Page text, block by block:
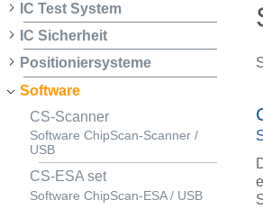
IC Test System
IC Sicherheit
Positioniersysteme
Software
CS-Scanner
Software ChipScan-Scanner /
USB
CS-ESA set
Software ChipScan-ESA / USB